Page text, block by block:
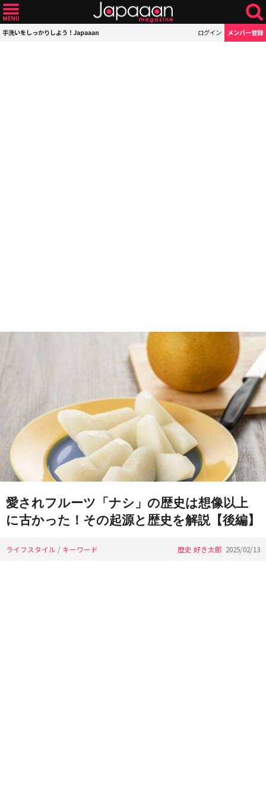
手洗いをしっかりしよう！Japaaan ログイン メンバー登録
愛されフルーツ「ナシ」の歴史は想像以上
に古かった！その起源と歴史を解説【後編】
ライフスタイル / キーワード 歴史 好き太郎 2025/02/13